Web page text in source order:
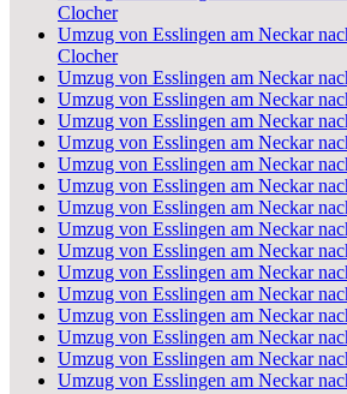
Clocher
Umzug von Esslingen am Neckar
Clocher
Umzug von Esslingen am Neckar
Umzug von Esslingen am Neckar
Umzug von Esslingen am Neckar
Umzug von Esslingen am Neckar
Umzug von Esslingen am Neckar
Umzug von Esslingen am Neckar
Umzug von Esslingen am Neckar
Umzug von Esslingen am Neckar
Umzug von Esslingen am Neckar
Umzug von Esslingen am Neckar
Umzug von Esslingen am Neckar
Umzug von Esslingen am Neckar
Umzug von Esslingen am Neckar
Umzug von Esslingen am Neckar
Umzug von Esslingen am Neckar